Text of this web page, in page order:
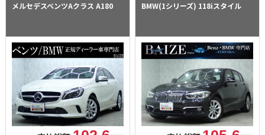
メルセデスベンツAクラス A180 BMW(1シリーズ) 118iスタイル